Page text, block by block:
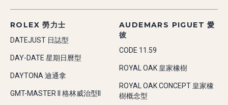
ROLEX 勞力士
DATEJUST 日誌型
DAY-DATE 星期日曆型
DAYTONA 迪通拿
GMT-MASTER II 格林威治型II
AUDEMARS PIGUET 愛
彼
CODE 11.59
ROYAL OAK 皇家橡樹
ROYAL OAK CONCEPT 皇家橡
樹概念型